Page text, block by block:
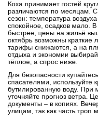
Коха принимает гостей
различаются по месяцам.
сезон: температура
спокойное, осадков мало. В
быстрее, цены на жильё
октябрь возможны краткие
тарифы снижаются, а на
отдыха и экономии
тёплое, а спрос ниже.
Для безопасности
спасателями, используйте
бутилированную воду. При
уточняйте прогноз ветра.
документы – в копиях.
улицам, так как часть